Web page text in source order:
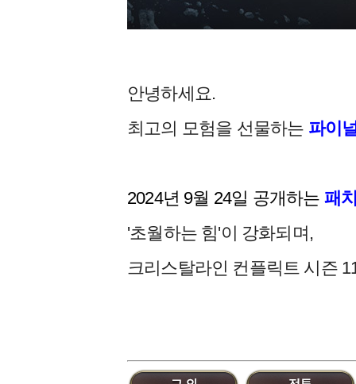
안녕하세요.
최고의 모험을 선물하는 파이
2024년 9월 24일 공개하는 패
'초월하는 힘'이 강화되며,
크리스탈라인 컨플릭트 시즌